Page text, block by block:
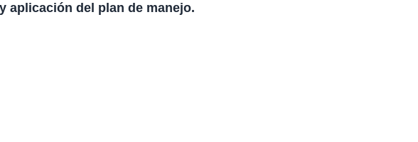
aplicación del plan de manejo.